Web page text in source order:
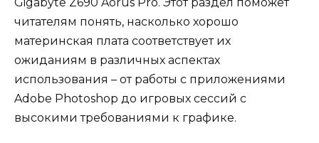
читателям понять, насколько хорошо
материнская плата соответствует их
ожиданиям в различных аспектах
использования – от работы с приложениями
Adobe Photoshop до игровых сессий с
высокими требованиями к графике.